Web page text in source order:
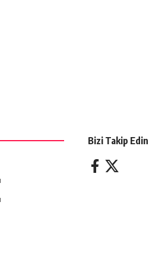
Bizi Takip Edin